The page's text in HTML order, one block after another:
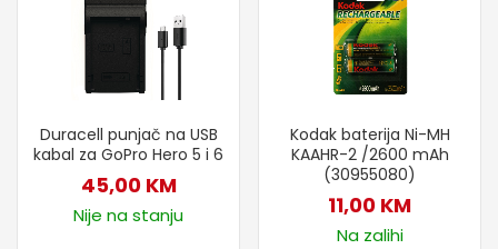
Duracell punjač na USB
kabal za GoPro Hero 5 i 6
45,00 KM
Nije na stanju
Kodak baterija Ni-MH
KAAHR-2 /2600 mAh
(30955080)
11,00 KM
Na zalihi